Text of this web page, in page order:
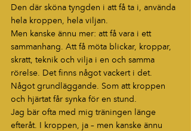
Den där sköna tyngden i att få ta i, använda
hela kroppen, hela viljan.
Men kanske ännu mer: att få vara i ett
sammanhang. Att få möta blickar, kroppar,
skratt, teknik och vilja i en och samma
rörelse. Det finns något vackert i det.
Något grundläggande. Som att kroppen
och hjärtat får synka för en stund.
Jag bär ofta med mig träningen länge
efteråt. I kroppen, ja – men kanske ännu